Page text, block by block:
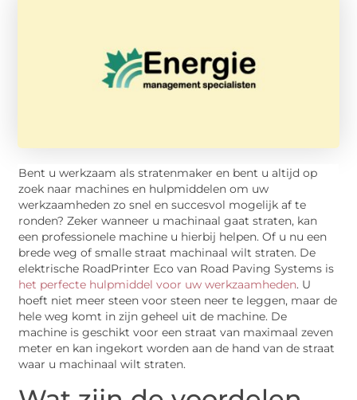
Bent u werkzaam als stratenmaker en bent u altijd op
zoek naar machines en hulpmiddelen om uw
werkzaamheden zo snel en succesvol mogelijk af te
ronden? Zeker wanneer u machinaal gaat straten, kan
een professionele machine u hierbij helpen. Of u nu een
brede weg of smalle straat machinaal wilt straten. De
elektrische RoadPrinter Eco van Road Paving Systems is
het perfecte hulpmiddel voor uw werkzaamheden. U
hoeft niet meer steen voor steen neer te leggen, maar de
hele weg komt in zijn geheel uit de machine. De
machine is geschikt voor een straat van maximaal zeven
meter en kan ingekort worden aan de hand van de straat
waar u machinaal wilt straten.